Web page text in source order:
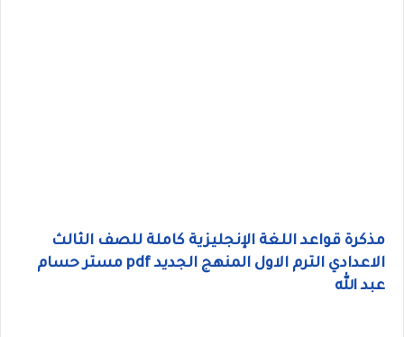
مذكرة قواعد اللغة الإنجليزية كاملة للصف الثالث
الاعدادي الترم الاول المنهج الجديد pdf مستر حسام
عبد الله